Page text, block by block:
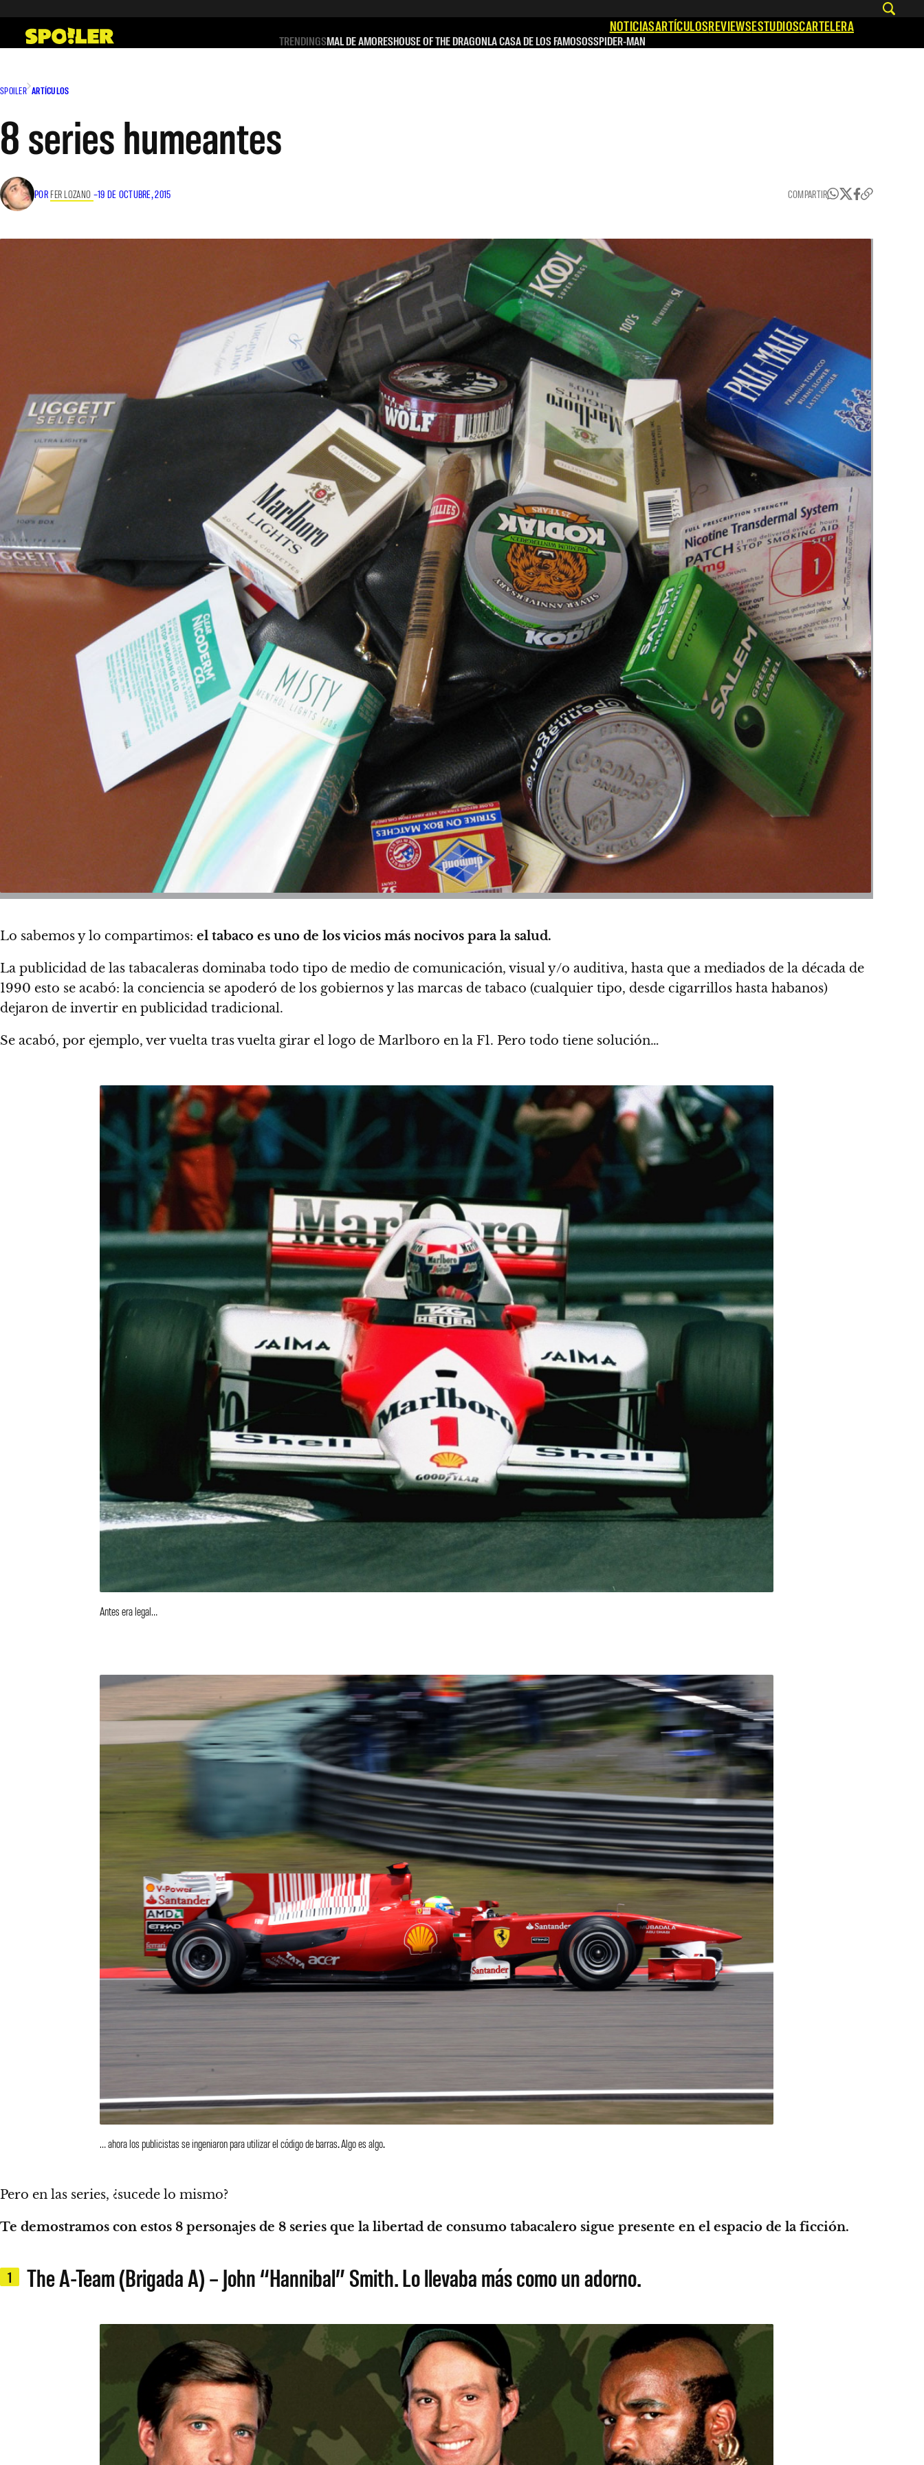
contenido
NOTICIASARTÍCULOSREVIEWSESTUDIOSCARTELERA
TRENDINGSMAL DE AMORESHOUSE OF THE DRAGONLA CASA DE LOS FAMOSOSSPIDER-MAN
SPOILER ARTÍCULOS
8 series humeantes
POR FER LOZANO –19 DE OCTUBRE, 2015 COMPARTIR
Lo sabemos y lo compartimos: el tabaco es uno de los vicios más nocivos para la salud.
La publicidad de las tabacaleras dominaba todo tipo de medio de comunicación, visual y/o auditiva, hasta que a mediados de la década de
1990 esto se acabó: la conciencia se apoderó de los gobiernos y las marcas de tabaco (cualquier tipo, desde cigarrillos hasta habanos)
dejaron de invertir en publicidad tradicional.
Se acabó, por ejemplo, ver vuelta tras vuelta girar el logo de Marlboro en la F1. Pero todo tiene solución…
Antes era legal…
… ahora los publicistas se ingeniaron para utilizar el código de barras. Algo es algo.
Pero en las series, ¿sucede lo mismo?
Te demostramos con estos 8 personajes de 8 series que la libertad de consumo tabacalero sigue presente en el espacio de la ficción.
1 The A-Team (Brigada A) – John “Hannibal” Smith. Lo llevaba más como un adorno.